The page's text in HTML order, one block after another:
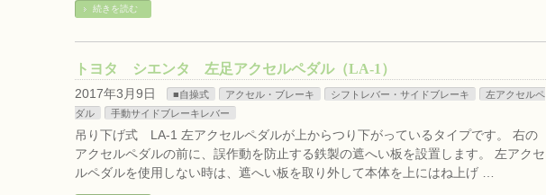
続きを読む
トヨタ シエンタ 左足アクセルペダル（LA-1）
2017年3月9日 ■自操式 アクセル・ブレーキ シフトレバー・サイドブレーキ
左アクセルペ
ダル
手動サイドブレーキレバー
吊り下げ式 LA-1 左アクセルペダルが上からつり下がっているタイプです。 右の
アクセルペダルの前に、誤作動を防止する鉄製の遮へい板を設置します。 左アクセ
ルペダルを使用しない時は、遮へい板を取り外して本体を上にはね上げ …